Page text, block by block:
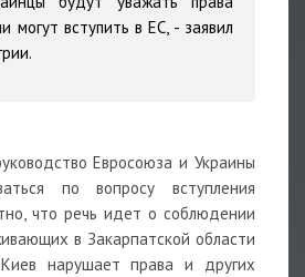
могут вступить в ЕС, - заявил
Евросоюза и Украины
по вопросу вступления
что речь идет о соблюдении
в Закарпатской области
нарушает права и других